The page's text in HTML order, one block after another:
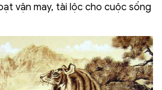
vận may, tài lộc cho cuộc sống